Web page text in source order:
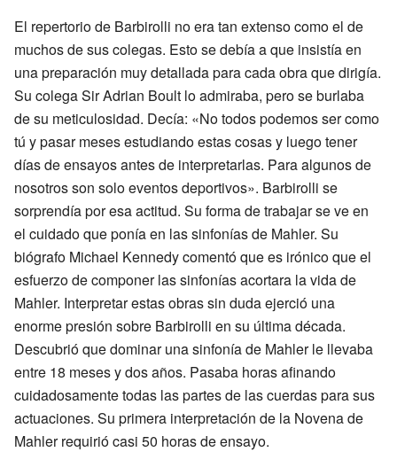
El repertorio de Barbirolli no era tan extenso como el de
muchos de sus colegas. Esto se debía a que insistía en
una preparación muy detallada para cada obra que dirigía.
Su colega Sir Adrian Boult lo admiraba, pero se burlaba
de su meticulosidad. Decía: «No todos podemos ser como
tú y pasar meses estudiando estas cosas y luego tener
días de ensayos antes de interpretarlas. Para algunos de
nosotros son solo eventos deportivos». Barbirolli se
sorprendía por esa actitud. Su forma de trabajar se ve en
el cuidado que ponía en las sinfonías de Mahler. Su
biógrafo Michael Kennedy comentó que es irónico que el
esfuerzo de componer las sinfonías acortara la vida de
Mahler. Interpretar estas obras sin duda ejerció una
enorme presión sobre Barbirolli en su última década.
Descubrió que dominar una sinfonía de Mahler le llevaba
entre 18 meses y dos años. Pasaba horas afinando
cuidadosamente todas las partes de las cuerdas para sus
actuaciones. Su primera interpretación de la Novena de
Mahler requirió casi 50 horas de ensayo.